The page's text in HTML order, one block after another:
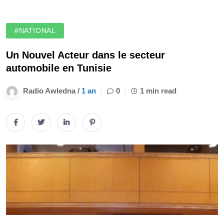
#NATIONAL
Un Nouvel Acteur dans le secteur
automobile en Tunisie
Radio Awledna / 1 an 0 1 min read